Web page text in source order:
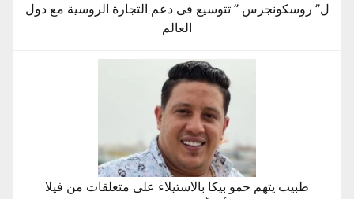
ل” روسكونجرس ” تتوسيع فى دعم التجارة الروسية مع دول
العالم
طبيب يتهم حمو بيكا بالاستيلاء على متعلقات من فيلا